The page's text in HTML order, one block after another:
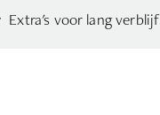
Extra's voor lang verblijf